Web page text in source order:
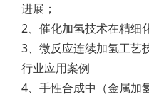
进展；
2、催化加氢技术在精细
3、微反应连续加氢工艺
行业应用案例
4、手性合成中（金属加